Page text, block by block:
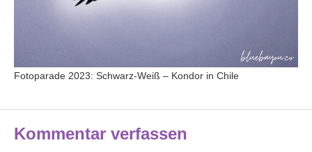
Fotoparade 2023: Schwarz-Weiß – Kondor in Chile
Kommentar verfassen